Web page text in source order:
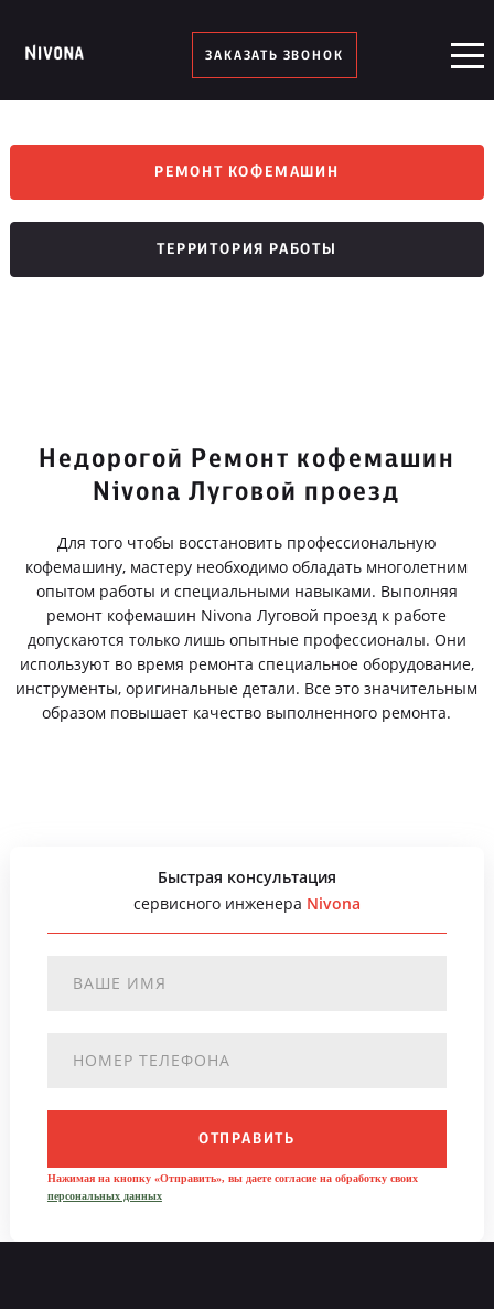
ЗАКАЗАТЬ ЗВОНОК
РЕМОНТ КОФЕМАШИН
ТЕРРИТОРИЯ РАБОТЫ
Недорогой Ремонт кофемашин
Nivona Луговой проезд
Для того чтобы восстановить профессиональную
кофемашину, мастеру необходимо обладать многолетним
опытом работы и специальными навыками. Выполняя
ремонт кофемашин Nivona Луговой проезд к работе
допускаются только лишь опытные профессионалы. Они
используют во время ремонта специальное оборудование,
инструменты, оригинальные детали. Все это значительным
образом повышает качество выполненного ремонта.
Быстрая консультация
сервисного инженера Nivona
ОТПРАВИТЬ
Нажимая на кнопку «Отправить», вы даете согласие на обработку своих
персональных данных